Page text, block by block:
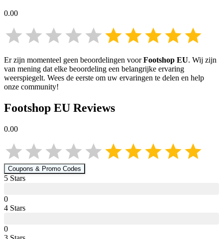
0.00
Er zijn momenteel geen beoordelingen voorFootshop EU. Wij zijn
van mening dat elke beoordeling een belangrijke ervaring
weerspiegelt. Wees de eerste om uw ervaringen te delen en help
onze community!
Footshop EU Reviews
0.00
Coupons & Promo Codes
5 Stars
0
4 Stars
0